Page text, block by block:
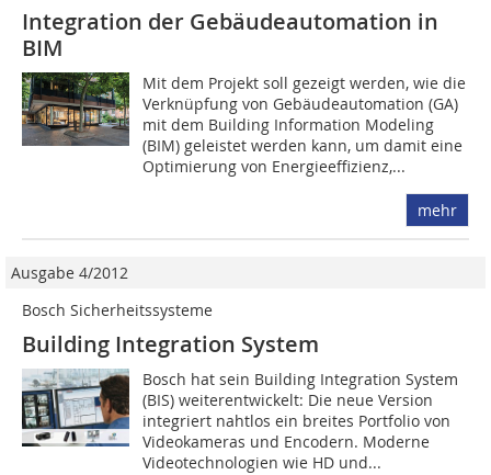
Integration der Gebäudeautomation in
BIM
Mit dem Projekt soll gezeigt werden, wie die
Verknüpfung von Gebäudeautomation (GA)
mit dem Building Information Modeling
(BIM) geleistet werden kann, um damit eine
Optimierung von Energieeffizienz,...
mehr
Ausgabe 4/2012
Bosch Sicherheitssysteme
Building Integration System
Bosch hat sein Building Integration ­System
(BIS) weiterentwickelt: Die neue Version
integriert nahtlos ein breites Port­folio von
Videokameras und Encodern. Moderne
Videotechnologien wie HD und...